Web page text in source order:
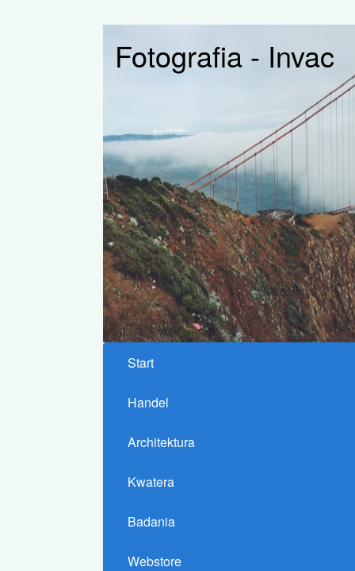
Fotografia - Invac
Start
Handel
Architektura
Kwatera
Badania
Webstore